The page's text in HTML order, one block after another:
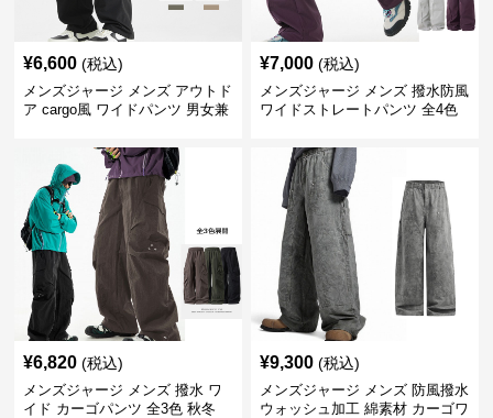
¥6,600 (税込)
メンズジャージ メンズ アウトド
ア cargo風 ワイドパンツ 男女兼
¥7,000 (税込)
メンズジャージ メンズ 撥水防風
ワイドストレートパンツ 全4色
¥6,820 (税込)
メンズジャージ メンズ 撥水 ワ
イド カーゴパンツ 全3色 秋冬
¥9,300 (税込)
メンズジャージ メンズ 防風撥水
ウォッシュ加工 綿素材 カーゴワ